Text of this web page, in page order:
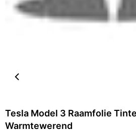
Tesla Model 3 Raamfolie
Warmtewerend